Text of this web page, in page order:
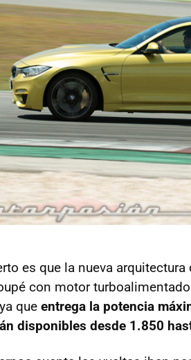
es que la nueva
con motor
que entrega la potencia
disponibles desde 1.850